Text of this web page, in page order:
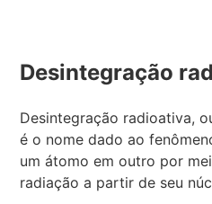
Desintegração
Desintegração radioativa,
é o nome dado ao
um átomo em outro por
radiação a partir de seu